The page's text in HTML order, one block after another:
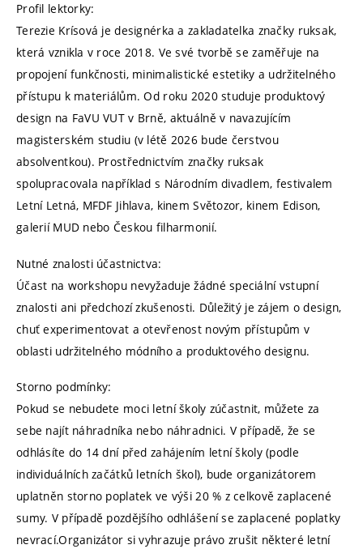
Profil lektorky:
Terezie Krísová je designérka a zakladatelka značky ruksak,
která vznikla v roce 2018. Ve své tvorbě se zaměřuje na
propojení funkčnosti, minimalistické estetiky a udržitelného
přístupu k materiálům. Od roku 2020 studuje produktový
design na FaVU VUT v Brně, aktuálně v navazujícím
magisterském studiu (v létě 2026 bude čerstvou
absolventkou). Prostřednictvím značky ruksak
spolupracovala například s Národním divadlem, festivalem
Letní Letná, MFDF Jihlava, kinem Světozor, kinem Edison,
galerií MUD nebo Českou filharmonií.
Nutné znalosti účastnictva:
Účast na workshopu nevyžaduje žádné speciální vstupní
znalosti ani předchozí zkušenosti. Důležitý je zájem o design,
chuť experimentovat a otevřenost novým přístupům v
oblasti udržitelného módního a produktového designu.
Storno podmínky:
Pokud se nebudete moci letní školy zúčastnit, můžete za
sebe najít náhradníka nebo náhradnici. V případě, že se
odhlásíte do 14 dní před zahájením letní školy (podle
individuálních začátků letních škol), bude organizátorem
uplatněn storno poplatek ve výši 20 % z celkově zaplacené
sumy. V případě pozdějšího odhlášení se zaplacené poplatky
nevrací.Organizátor si vyhrazuje právo zrušit některé letní